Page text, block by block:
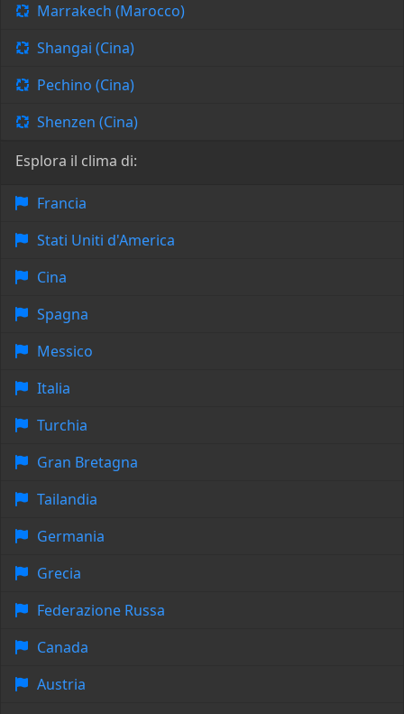
Marrakech (Marocco)
Shangai (Cina)
Pechino (Cina)
Shenzen (Cina)
Esplora il clima di:
Francia
Stati Uniti d'America
Cina
Spagna
Messico
Italia
Turchia
Gran Bretagna
Tailandia
Germania
Grecia
Federazione Russa
Canada
Austria